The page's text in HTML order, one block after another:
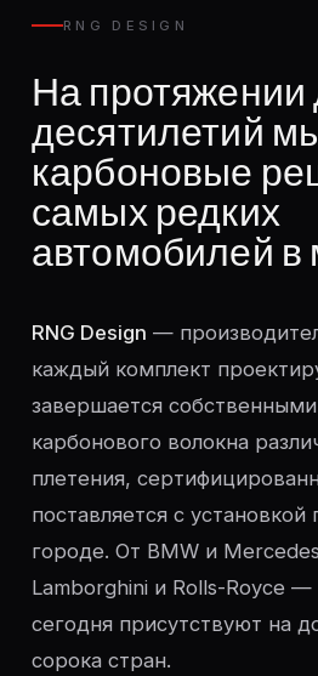
RNG DESIGN
На протяжении
десятилетий
карбоновые
самых редких
автомобилей в
RNG Design —
каждый комплект
завершается
карбонового волокна
плетения,
поставляется с
городе. От BMW и
Lamborghini и Rolls-Royce
сегодня присутствуют на
сорока стран.